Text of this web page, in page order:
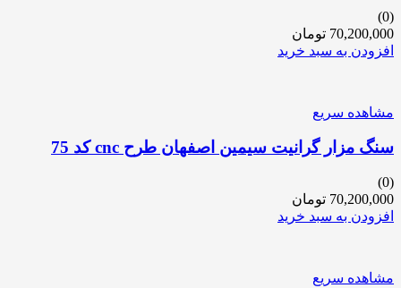
(0)
70,200,000 تومان
افزودن به سبد خرید
مشاهده سریع
سنگ مزار گرانیت سیمین اصفهان طرح cnc کد 75
(0)
70,200,000 تومان
افزودن به سبد خرید
مشاهده سریع